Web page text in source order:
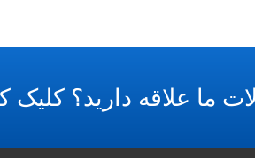
ما علاقه دارید؟ کلیک